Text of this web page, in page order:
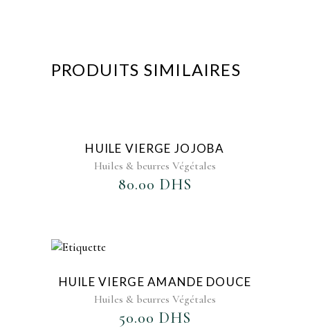
PRODUITS SIMILAIRES
HUILE VIERGE JOJOBA
Huiles & beurres Végétales
80.00 DHS
HUILE VIERGE AMANDE DOUCE
Huiles & beurres Végétales
50.00 DHS